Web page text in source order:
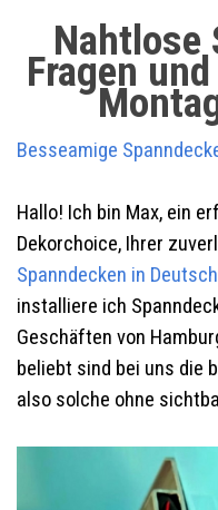
Nahtlose
Fragen
Besseamige
Hallo! Ich bin Max, ein
Dekorchoice, Ihrer
Spanndecken in
installiere ich
Geschäften von
beliebt sind bei uns die
also solche ohne